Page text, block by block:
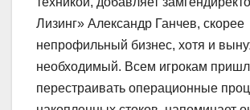
Лизинг» Александр Ганчев, скорее
непрофильный бизнес, хотя и
необходимый. Всем игрокам
перестраивать операционные